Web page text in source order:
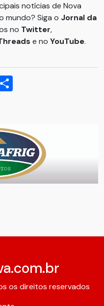
notícias de Nova
mundo? Siga o Jornal da
no Twitter,
e no YouTube.
os direitos reservados